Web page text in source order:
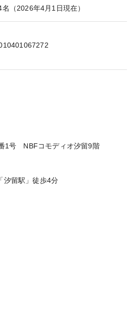
名（2026年4月1日現在）
1号 NBFコモディオ汐留9階
汐留駅」徒歩4分